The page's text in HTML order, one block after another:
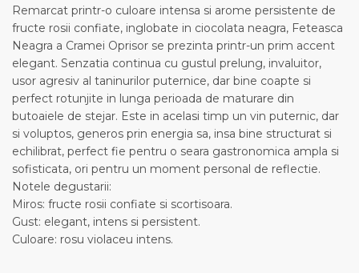
Remarcat printr-o culoare intensa si arome persistente de
fructe rosii confiate, inglobate in ciocolata neagra, Feteasca
Neagra a Cramei Oprisor se prezinta printr-un prim accent
elegant. Senzatia continua cu gustul prelung, invaluitor,
usor agresiv al taninurilor puternice, dar bine coapte si
perfect rotunjite in lunga perioada de maturare din
butoaiele de stejar. Este in acelasi timp un vin puternic, dar
si voluptos, generos prin energia sa, insa bine structurat si
echilibrat, perfect fie pentru o seara gastronomica ampla si
sofisticata, ori pentru un moment personal de reflectie.
Notele degustarii:
Miros: fructe rosii confiate si scortisoara.
Gust: elegant, intens si persistent.
Culoare: rosu violaceu intens.